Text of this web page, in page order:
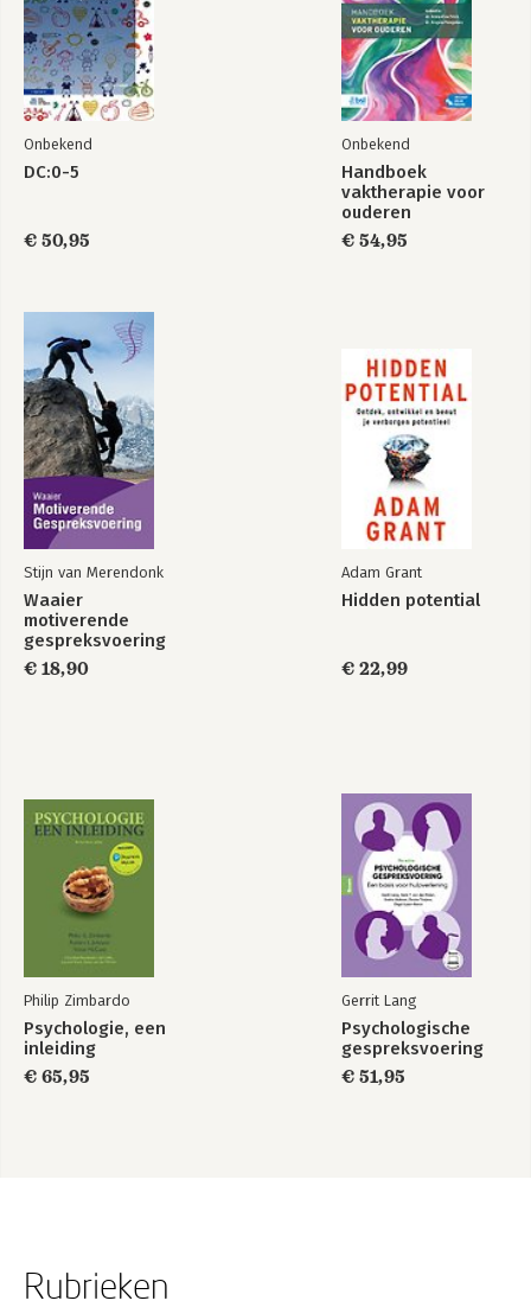
Onbekend
DC:0-5
€ 50,95
Onbekend
Handboek
vaktherapie voor
ouderen
€ 54,95
Stijn van Merendonk
Waaier
motiverende
gespreksvoering
€ 18,90
Adam Grant
Hidden potential
€ 22,99
Philip Zimbardo
Psychologie, een
inleiding
€ 65,95
Gerrit Lang
Psychologische
gespreksvoering
€ 51,95
Rubrieken